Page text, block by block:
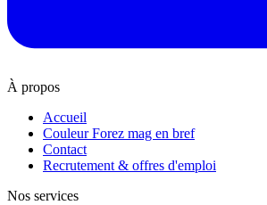
À propos
Accueil
Couleur Forez mag en bref
Contact
Recrutement & offres d'emploi
Nos services